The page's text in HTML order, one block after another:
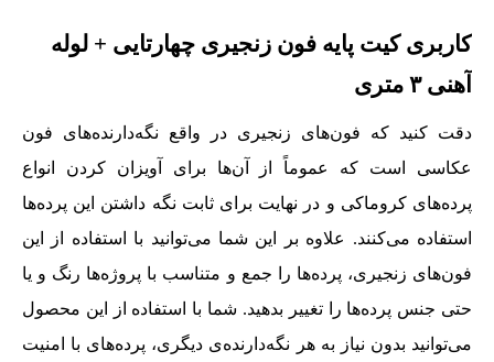
کاربری کیت پایه فون زنجیری چهارتایی + لوله
آهنی ٣ متری
دقت کنید که فون‌های زنجیری در واقع نگه‌دارنده‌های فون
عکاسی است که عموماً از آن‌ها برای آویزان کردن انواع
پرده‌های کروماکی و در نهایت برای ثابت نگه‌ داشتن این پرده‌ها
استفاده می‌کنند. علاوه بر این شما می‌توانید با استفاده از این
فون‌های زنجیری‌، پرده‌ها را جمع و متناسب با پروژه‌ها رنگ و یا
حتی جنس پرده‌ها را تغییر بدهید. شما با استفاده از این محصول
می‌توانید بدون نیاز به هر نگه‌دارنده‌ی دیگری، پرده‌های با امنیت